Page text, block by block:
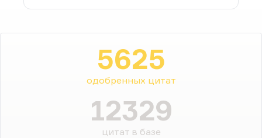
5625
одобренных цитат
12329
цитат в базе